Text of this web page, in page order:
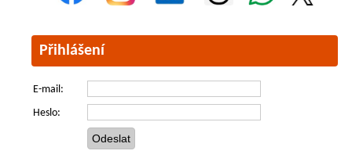
Přihlášení
E-mail:
Heslo: